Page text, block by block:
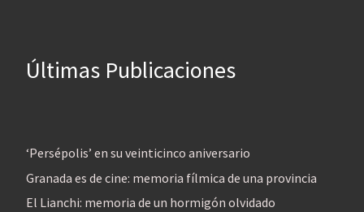
Últimas Publicaciones
‘Persépolis’ en su veinticinco aniversario
Granada es de cine: memoria fílmica de una provincia
El Lianchi: memoria de un hormigón olvidado